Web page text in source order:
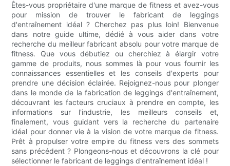
Êtes-vous propriétaire d'une marque de fitness et avez-vous
pour mission de trouver le fabricant de leggings
d'entraînement idéal ? Cherchez pas plus loin! Bienvenue
dans notre guide ultime, dédié à vous aider dans votre
recherche du meilleur fabricant absolu pour votre marque de
fitness. Que vous débutiez ou cherchiez à élargir votre
gamme de produits, nous sommes là pour vous fournir les
connaissances essentielles et les conseils d'experts pour
prendre une décision éclairée. Rejoignez-nous pour plonger
dans le monde de la fabrication de leggings d'entraînement,
découvrant les facteurs cruciaux à prendre en compte, les
informations sur l'industrie, les meilleurs conseils et,
finalement, vous guidant vers la recherche du partenaire
idéal pour donner vie à la vision de votre marque de fitness.
Prêt à propulser votre empire du fitness vers des sommets
sans précédent ? Plongeons-nous et découvrons la clé pour
sélectionner le fabricant de leggings d'entraînement idéal !